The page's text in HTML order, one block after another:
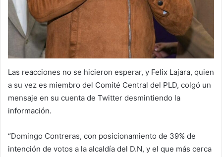
Las reacciones no se hicieron esperar, y Felix Lajara, quien
a su vez es miembro del Comité Central del PLD, colgó un
mensaje en su cuenta de Twitter desmintiendo la
información.
“Domingo Contreras, con posicionamiento de 39% de
intención de votos a la alcaldía del D.N, y el que más cerca